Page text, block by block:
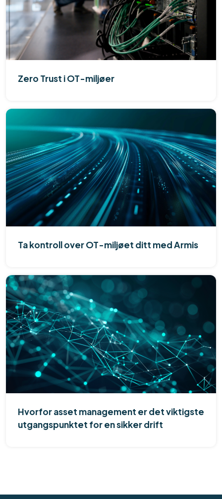
Zero Trust i OT-miljøer
Ta kontroll over OT-miljøet ditt med Armis
Hvorfor asset management er det viktigste
utgangspunktet for en sikker drift